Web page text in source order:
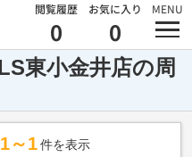
閲覧履歴
0
お気に入り
0
MENU
東小金井店の周
1～1 件を表示